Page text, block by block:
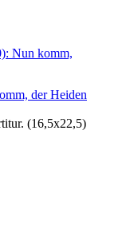
der Heiden
(16,5x22,5)